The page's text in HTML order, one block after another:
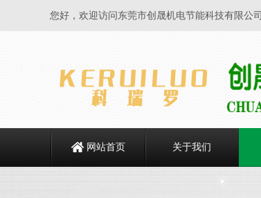
您好，欢迎访问东莞市创晟机电节能科技有限公司
网站首页 关于我们